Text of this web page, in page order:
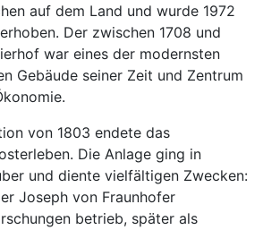
auf dem Land und wurde 1972
Der zwischen 1708 und
war eines der modernsten
Gebäude seiner Zeit und Zentrum
von 1803 endete das
Die Anlage ging in
und diente vielfältigen Zwecken:
Joseph von Fraunhofer
betrieb, später als